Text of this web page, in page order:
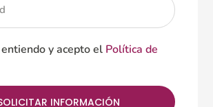
y acepto el Política de
INFORMACIÓN